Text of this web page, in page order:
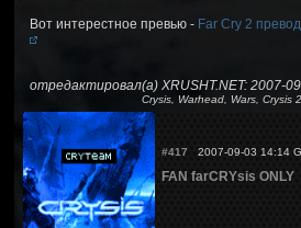
Вот интерестное превью - Far Cry 2
отредактировал(а) XRUSHT.NET: 2007-
Crysis, Warhead, Wars, Crysis
#417 2007-09-03 14:14
FAN farCRYsis ONLY